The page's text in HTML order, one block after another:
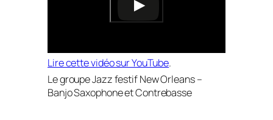
Lire cette vidéo sur YouTube.
Le groupe Jazz festif New Orleans –
Banjo Saxophone et Contrebasse